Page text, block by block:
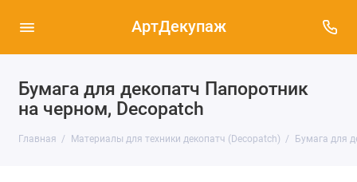
АртДекупаж
Бумага для декопатч Папоротник
на черном, Decopatch
Главная Материалы для техники декопатч (Decopatch) Бумага для